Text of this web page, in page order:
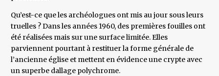
Qu’est-ce que les archéologues ont mis au jour sous leurs
truelles ? Dans les années 1960, des premières fouilles ont
été réalisées mais sur une surface limitée. Elles
parviennent pourtant à restituer la forme générale de
l’ancienne église et mettent en évidence une crypte avec
un superbe dallage polychrome.